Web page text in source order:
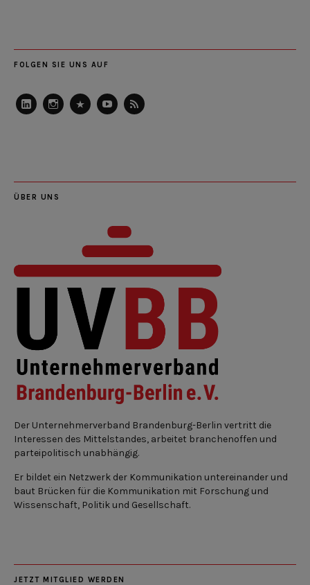
FOLGEN SIE UNS AUF
ÜBER UNS
Der Unternehmerverband Brandenburg-Berlin vertritt die
Interessen des Mittelstandes, arbeitet branchenoffen und
parteipolitisch unabhängig.
Er bildet ein Netzwerk der Kommunikation untereinander und
baut Brücken für die Kommunikation mit Forschung und
Wissenschaft, Politik und Gesellschaft.
JETZT MITGLIED WERDEN